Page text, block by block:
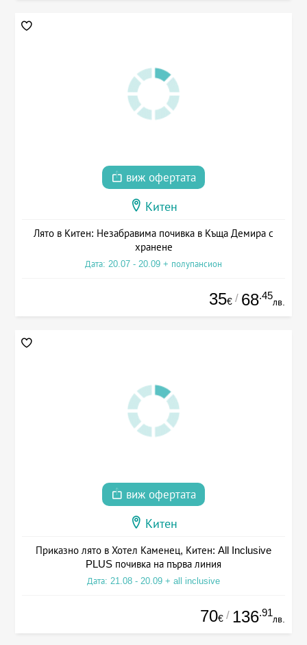
виж офертата
Китен
Лято в Китен: Незабравима почивка в Къща Демира с
хранене
Дата: 20.07 - 20.09 + полупансион
35€ / 68.45
лв.
виж офертата
Китен
Приказно лято в Хотел Каменец, Китен: All Inclusive
PLUS почивка на първа линия
Дата: 21.08 - 20.09 + all inclusive
70€ / 136.91
лв.